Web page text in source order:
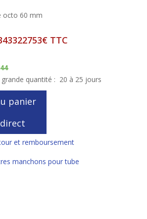
octo 60 mm
TTC
44
quantité : 20 à 25 jours
panier
et remboursement
manchons pour tube